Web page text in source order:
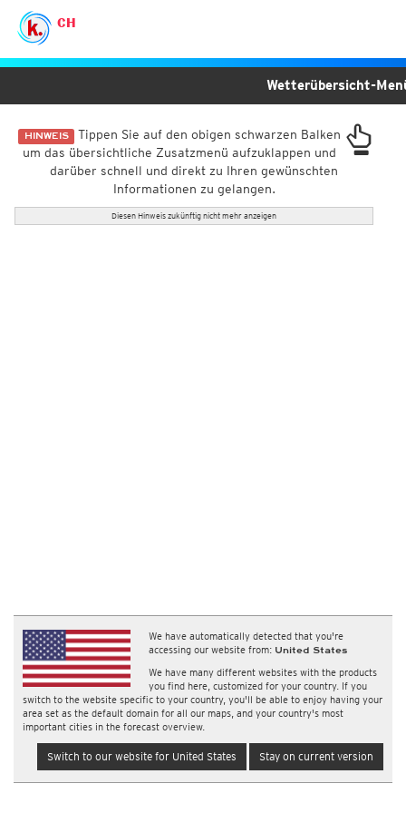
CH
HINWEIS Tippen Sie auf den obigen schwarzen Balken
um das übersichtliche Zusatzmenü aufzuklappen und
darüber schnell und direkt zu Ihren gewünschten
Informationen zu gelangen.
Diesen Hinweis zukünftig nicht mehr anzeigen
We have automatically detected that you're
accessing our website from: United States
We have many different websites with the products
you find here, customized for your country. If you
switch to the website specific to your country, you'll be able to enjoy having your
area set as the default domain for all our maps, and your country's most
important cities in the forecast overview.
Switch to our website for United States Stay on current version
Wetterübersicht-